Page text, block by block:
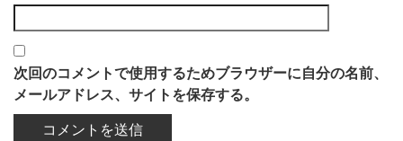
次回のコメントで使用するためブラウザーに自分の名前、
メールアドレス、サイトを保存する。